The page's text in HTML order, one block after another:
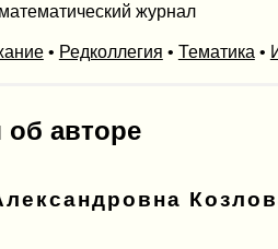
журнал
• Редколлегия • Тематика •
авторе